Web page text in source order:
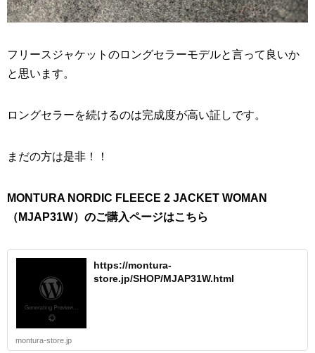
フリースジャケットのロングセラーモデルと言って良いか
と思います。
ロングセラーを続けるのは完成度が高い証しです。
まだの方は是非！！
MONTURA NORDIC FLEECE 2 JACKET WOMAN
（MJAP31W）のご購入ページはこちら
https://montura-
store.jp/SHOP/MJAP31W.html
montura-store.jp